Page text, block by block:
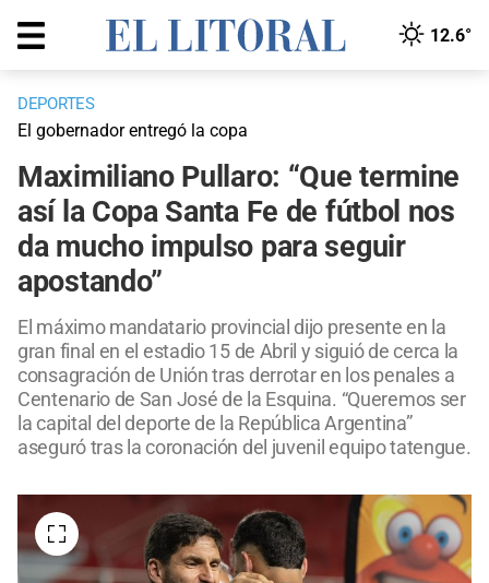
12.6°
DEPORTES
El gobernador entregó la copa
Maximiliano Pullaro: “Que termine
así la Copa Santa Fe de fútbol nos
da mucho impulso para seguir
apostando”
El máximo mandatario provincial dijo presente en la
gran final en el estadio 15 de Abril y siguió de cerca la
consagración de Unión tras derrotar en los penales a
Centenario de San José de la Esquina. “Queremos ser
la capital del deporte de la República Argentina”
aseguró tras la coronación del juvenil equipo tatengue.